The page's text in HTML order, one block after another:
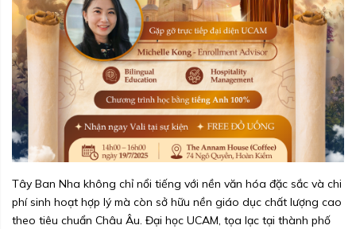
Tây Ban Nha không chỉ nổi tiếng với nền văn hóa đặc sắc và chi
phí sinh hoạt hợp lý mà còn sở hữu nền giáo dục chất lượng cao
theo tiêu chuẩn Châu Âu. Đại học UCAM, tọa lạc tại thành phố